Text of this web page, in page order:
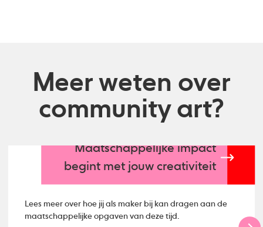
Meer weten over
community art?
Maatschappelijke impact
begint met jouw creativiteit
Lees meer over hoe jij als maker bij kan dragen aan de
maatschappelijke opgaven van deze tijd.